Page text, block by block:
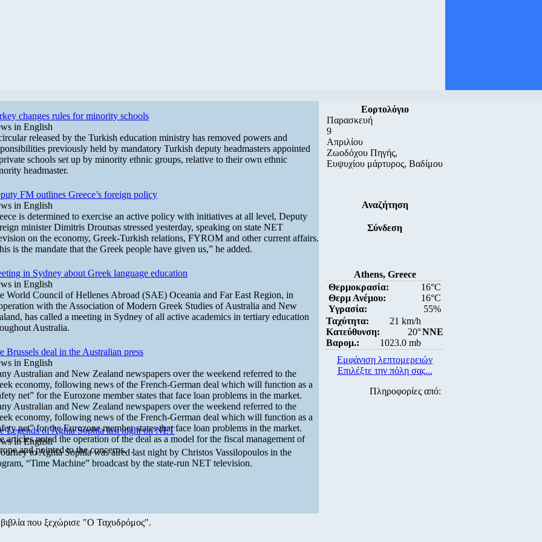
changes rules for minority schools
in English
released by the Turkish education ministry has removed powers and
previously held by mandatory Turkish deputy headmasters appointed
schools set up by minority ethnic groups, relative to their own ethnic
headmaster.
FM outlines Greece’s foreign policy
in English
is determined to exercise an active policy with initiatives at all level, Deputy
minister Dimitris Droutsas stressed yesterday, speaking on state NET
on the economy, Greek-Turkish relations, FYROM and other current affairs.
is the mandate that the Greek people have given us,” he added.
in Sydney about Greek language education
in English
World Council of Hellenes Abroad (SAE) Oceania and Far East Region, in
with the Association of Modern Greek Studies of Australia and New
has called a meeting in Sydney of all active academics in tertiary education
Australia.
Brussels deal in the Australian press
in English
Australian and New Zealand newspapers over the weekend referred to the
economy, following news of the French-German deal which will function as a
net” for the Eurozone member states that face loan problems in the market.
Australian and New Zealand newspapers over the weekend referred to the
economy, following news of the French-German deal which will function as a
net” for the Eurozone member states that face loan problems in the market.
articles noted the operation of the deal as a model for the fiscal management of
and pointed to the concerns…
Legends of Aghia Sophia last night on NET
in English
to Aghia Sophia was aired last night by Christos Vassilopoulos in the
“Time Machine” broadcast by the state-run NET television.
που ξεχώρισε "Ο Ταχυδρόμος".
Εορτολόγιο
Παρασκευή
9
Απριλίου
Ζωοδόχου Πηγής,
Ευψυχίου μάρτυρος, Βαδίμου
Αναζήτηση
Σύνδεση
Athens, Greece
Θερμοκρασία:
16°C
Θερμ Ανέμου:
16°C
Υγρασία:
55%
Ταχύτητα:
21 km/h
Κατεύθυνση:
20°
Βαρομ.:
1023.0 mb
NNE
Εμφάνιση λεπτομερειών
Επιλέξτε την πόλη σας...
Πληροφορίες από: